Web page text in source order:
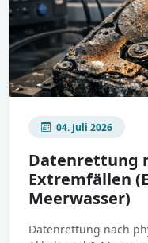
04. Juli 2026
Datenrettung
Extremfällen
Meerwasser)
Datenrettung nach